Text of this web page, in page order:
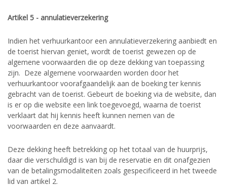
Artikel 5 - annulatieverzekering
Indien het verhuurkantoor een annulatieverzekering aanbiedt en
de toerist hiervan geniet, wordt de toerist gewezen op de
algemene voorwaarden die op deze dekking van toepassing
zijn. Deze algemene voorwaarden worden door het
verhuurkantoor voorafgaandelijk aan de boeking ter kennis
gebracht van de toerist. Gebeurt de boeking via de website, dan
is er op die website een link toegevoegd, waarna de toerist
verklaart dat hij kennis heeft kunnen nemen van de
voorwaarden en deze aanvaardt.
Deze dekking heeft betrekking op het totaal van de huurprijs,
daar die verschuldigd is van bij de reservatie en dit onafgezien
van de betalingsmodaliteiten zoals gespecificeerd in het tweede
lid van artikel 2.